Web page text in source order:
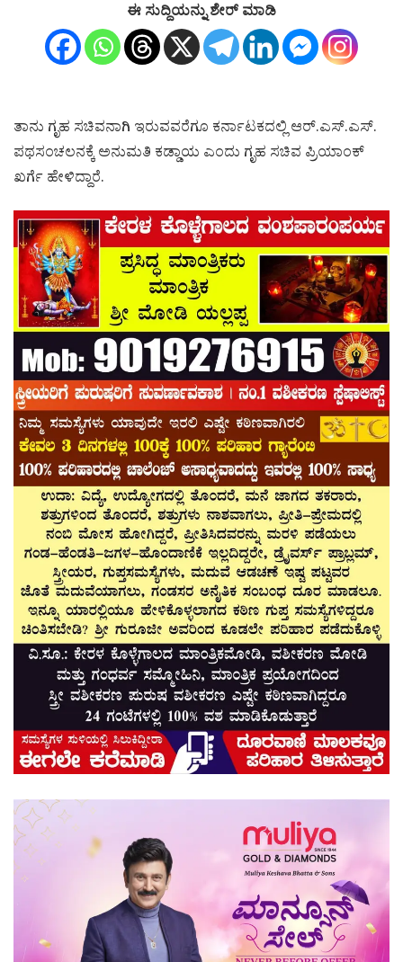
ಈ ಸುದ್ದಿಯನ್ನು ಶೇರ್ ಮಾಡಿ
ತಾನು ಗೃಹ ಸಚಿವನಾಗಿ ಇರುವವರೆಗೂ ಕರ್ನಾಟಕದಲ್ಲಿ ಆರ್.ಎಸ್.ಎಸ್.
ಪಥಸಂಚಲನಕ್ಕೆ ಅನುಮತಿ ಕಡ್ಡಾಯ ಎಂದು ಗೃಹ ಸಚಿವ ಪ್ರಿಯಾಂಕ್
ಖರ್ಗೆ ಹೇಳಿದ್ದಾರೆ.